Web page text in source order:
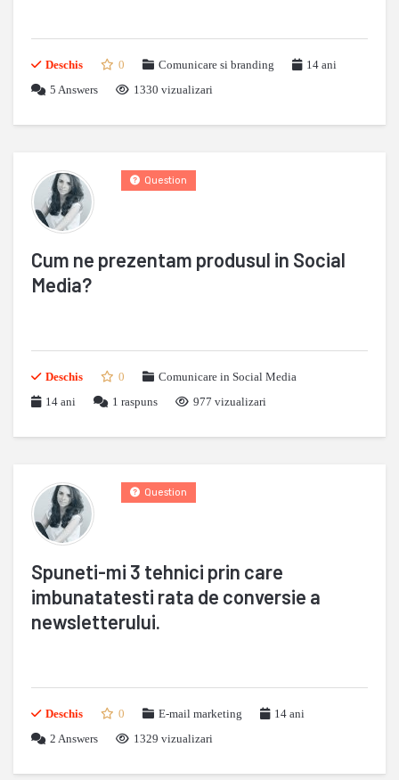
Deschis 0 Comunicare si branding
14 ani
5 Answers 1330 vizualizari
Cum ne prezentam produsul in Social
Media?
Question
Deschis 0
Comunicare in Social Media
14 ani
1 raspuns 977 vizualizari
Spuneti-mi 3 tehnici prin care
imbunatatesti rata de conversie a
newsletterului.
Question
Deschis 0 E-mail marketing
14 ani
2 Answers 1329 vizualizari